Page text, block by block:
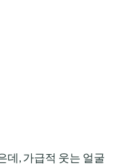
데, 가급적 웃는 얼굴